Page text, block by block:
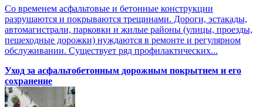
Со временем асфальтовые и бетонные конструкции
разрушаются и покрываются трещинами. Дороги, эстакады,
автомагистрали, парковки и жилые районы (улицы, проезды,
пешеходные дорожки) нуждаются в ремонте и регулярном
обслуживании. Существует ряд профилактических...
Уход за асфальтобетонным дорожным покрытием и его
сохранение